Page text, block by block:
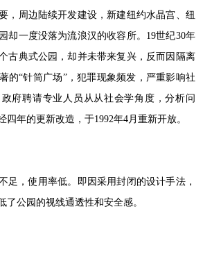
，周边陆续开发建设，新建纽约水晶宫、纽
却一度没落为流浪汉的收容所。19世纪30年
古典式公园，却并未带来复兴，反而因隔离
的“针筒广场”，犯罪现象频发，严重影响社
府聘请专业人员从从社会学角度，分析问
四年的更新改造，于1992年4月重新开放。
足，使用率低。即因采用封闭的设计手法，
了公园的视线通透性和安全感。